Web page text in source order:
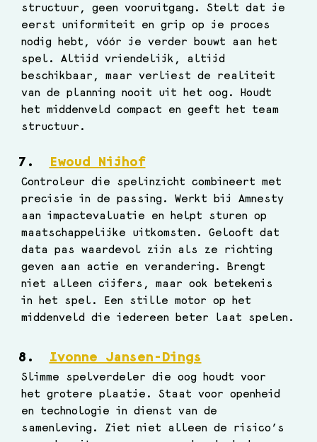
structuur, geen vooruitgang. Stelt dat je
eerst uniformiteit en grip op je proces
nodig hebt, vóór je verder bouwt aan het
spel. Altijd vriendelijk, altijd
beschikbaar, maar verliest de realiteit
van de planning nooit uit het oog. Houdt
het middenveld compact en geeft het team
structuur.
Ewoud Nijhof
Controleur die spelinzicht combineert met
precisie in de passing. Werkt bij Amnesty
aan impactevaluatie en helpt sturen op
maatschappelijke uitkomsten. Gelooft dat
data pas waardevol zijn als ze richting
geven aan actie en verandering. Brengt
niet alleen cijfers, maar ook betekenis
in het spel. Een stille motor op het
middenveld die iedereen beter laat spelen.
Ivonne Jansen-Dings
Slimme spelverdeler die oog houdt voor
het grotere plaatje. Staat voor openheid
en technologie in dienst van de
samenleving. Ziet niet alleen de risico’s